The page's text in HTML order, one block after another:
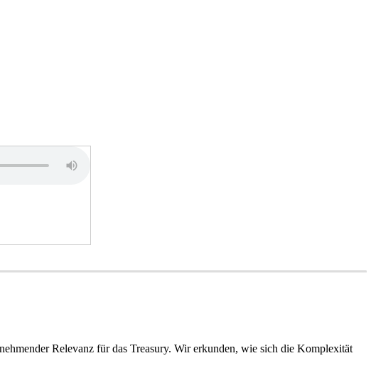
Relevanz für das Treasury. Wir erkunden, wie sich die Komplexität